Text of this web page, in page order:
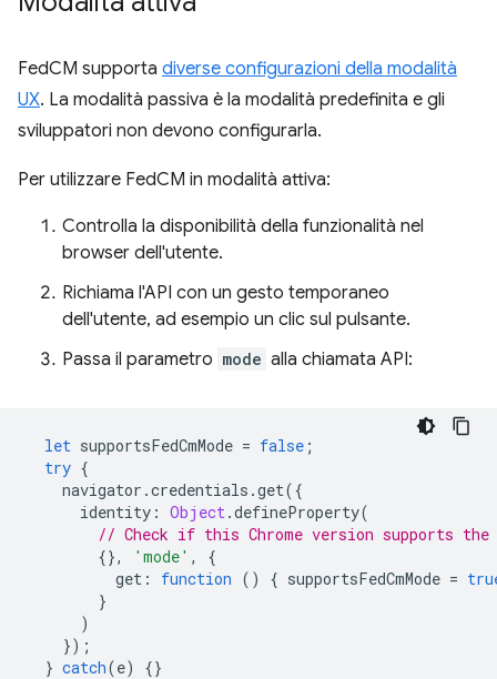
FedCM supporta diverse configurazioni della modalità
UX. La modalità passiva è la modalità predefinita e gli
sviluppatori non devono configurarla.
Per utilizzare FedCM in modalità attiva:
Controlla la disponibilità della funzionalità nel
browser dell'utente.
Richiama l'API con un gesto temporaneo
dell'utente, ad esempio un clic sul pulsante.
Passa il parametro mode alla chiamata API:
let supportsFedCmMode = false ;
try {
navigator .credentials .get({
identity : Object .defineProperty(
// Check if this Chrome version supports the
{},
'mode' ,
{
get : function () { supportsFedCmMode =
}
)
});
} catch(e) {}